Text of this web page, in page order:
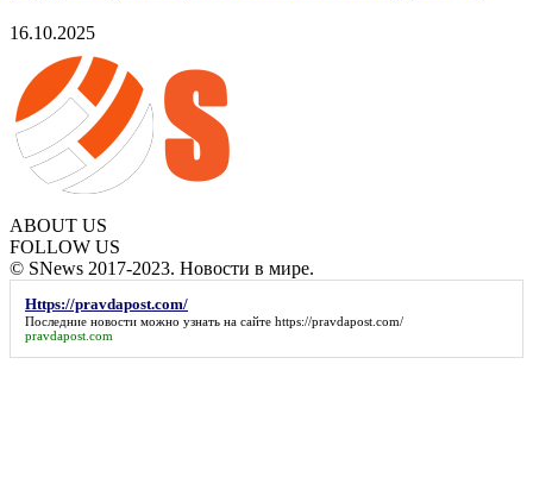
16.10.2025
ABOUT US
FOLLOW US
© SNews 2017-2023. Новости в мире.
Https://pravdapost.com/
Последние новости можно узнать на сайте https://pravdapost.com/
pravdapost.com